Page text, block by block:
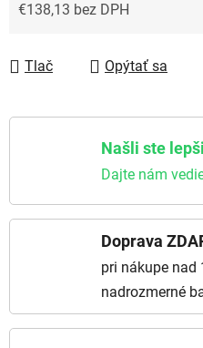
€138,13 bez DPH
Tlač
Opýtať sa
Našli ste
Dajte nám
Doprava
pri nákupe nad
nadrozmerné